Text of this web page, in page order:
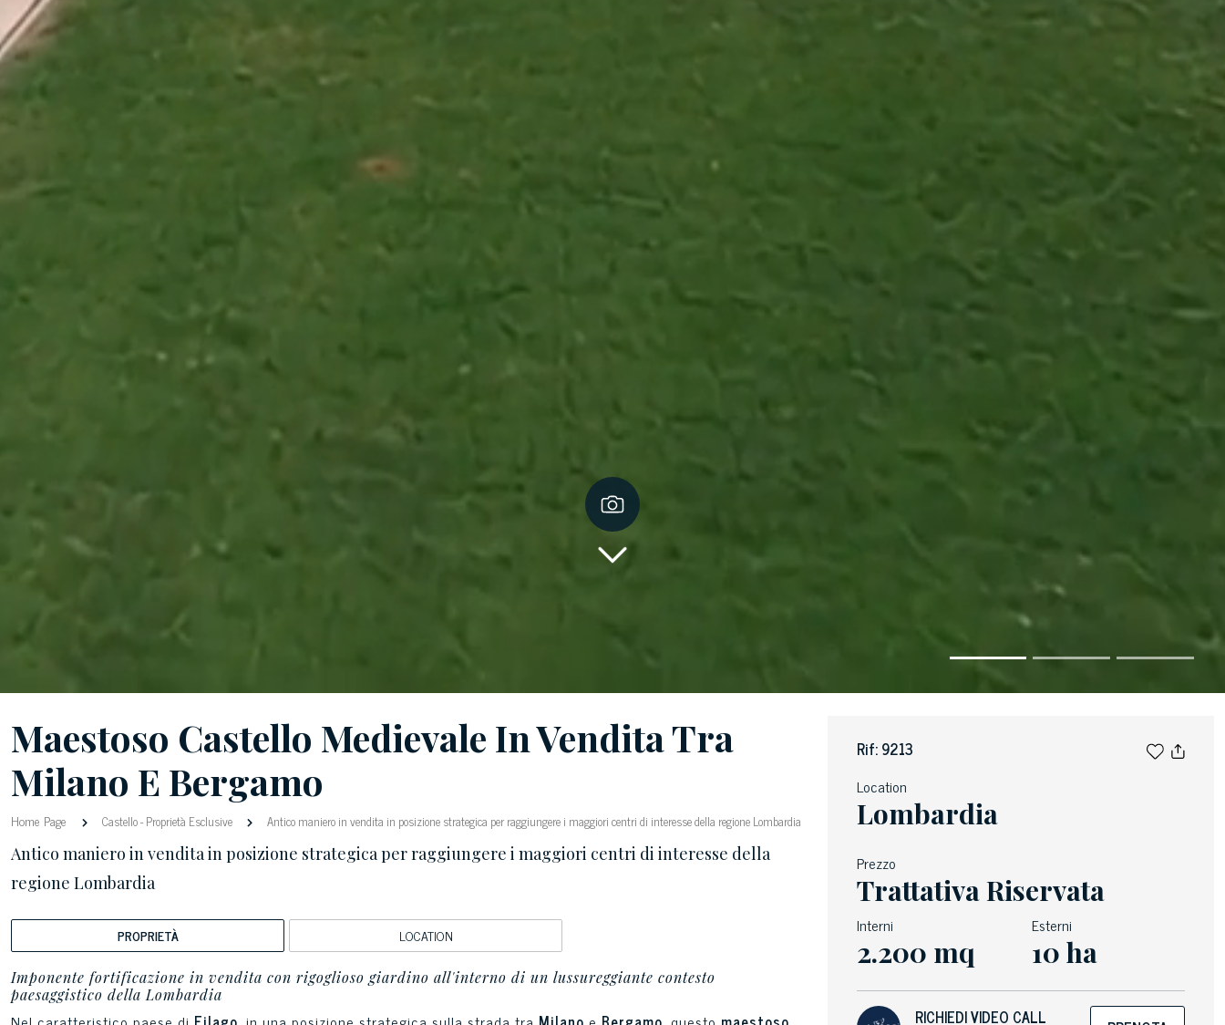
Maestoso Castello Medievale In Vendita Tra
Milano E Bergamo
Home Page Castello-Proprietà Esclusive Antico maniero in vendita in posizione strategica per raggiungere i maggiori centri di interesse della regione Lombardia
Antico maniero in vendita in posizione strategica per raggiungere i maggiori centri di interesse della
regione Lombardia
PROPRIETÀ LOCATION
Imponente fortificazione in vendita con rigoglioso giardino all'interno di un lussureggiante contesto
paesaggistico della Lombardia
Rif: 9213
Location
Lombardia
Prezzo
Trattativa Riservata
Interni
2.200 mq
Esterni
10 ha
RICHIEDI VIDEO CALL